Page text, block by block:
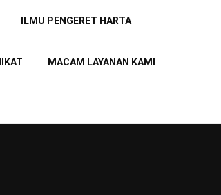
ILMU PENGERET HARTA
MACAM LAYANAN KAMI